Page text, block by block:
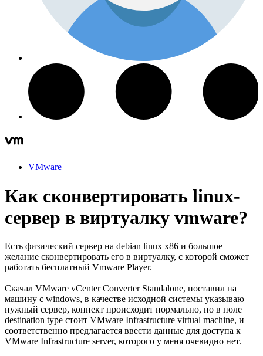
VMware
Как сконвертировать linux-
сервер в виртуалку vmware?
Есть физический сервер на debian linux x86 и большое
желание сконвертировать его в виртуалку, с которой сможет
работать бесплатный Vmware Player.
Скачал VMware vCenter Converter Standalone, поставил на
машину с windows, в качестве исходной системы указываю
нужный сервер, коннект происходит нормально, но в поле
destination type стоит VMware Infrastructure virtual machine, и
соответственно предлагается ввести данные для доступа к
VMware Infrastructure server, которого у меня очевидно нет.